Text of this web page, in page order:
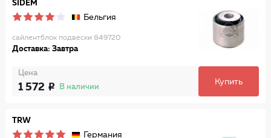
SIDEM
Бельгия
сайлентблок подвески 849720
Доставка: Завтра
Цена
1 572 В наличии
Купить
TRW
Германия